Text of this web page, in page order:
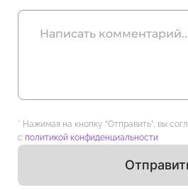
* Нажимая на кнопку “Отправить”, вы
с политикой конфиденциальности